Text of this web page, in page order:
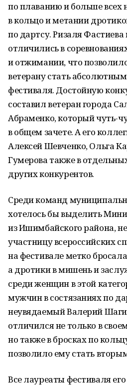
по плаванию и больше всех
в кольцо и метании
по дартсу. Ризаля Фастиева
отличились в
и отжимании, что
ветерану стать
фестиваля. Достойную
составил ветеран города
Абраменко, который чуть-
в общем зачете. А его
Алексей Шевченко, Ольга
Гумерова также в
других конкурентов.
Среди команд
хотелось бы выделить
из Ишимбайского района,
участницу всероссийских
на фестивале метко
а дротики в мишень и
среди женщин в этой
мужчин в состязаниях по
неувядаемый Валерий
отличился не только в
но также в бросках по
позволило ему стать
Все лауреаты фестиваля